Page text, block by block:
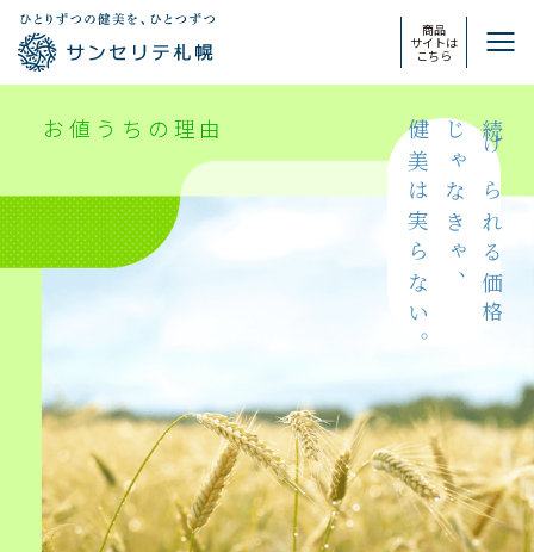
商品
サイトは
こちら
お値うちの理由 続けられる価格
じゃなきゃ、
健美は実らない。